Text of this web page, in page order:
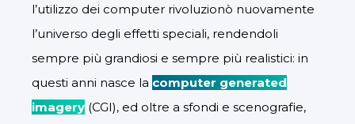
l’utilizzo dei computer rivoluzionò nuovamente
l’universo degli effetti speciali, rendendoli
sempre più grandiosi e sempre più realistici: in
questi anni nasce la computer generated
imagery (CGI), ed oltre a sfondi e scenografie,